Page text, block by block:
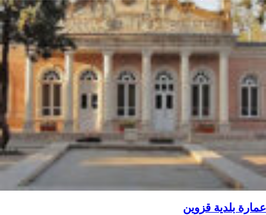
عمارة بلدیة قزوین